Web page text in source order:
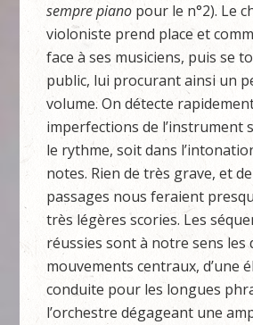
sempre piano pour le n°2). Le
violoniste prend place et
face à ses musiciens, puis se
public, lui procurant ainsi un
volume. On détecte
imperfections de l’instrument
le rythme, soit dans
notes. Rien de très grave, et
passages nous feraient
très légères scories. Les
réussies sont à notre sens les
mouvements centraux, d’une
conduite pour les longues
l’orchestre dégageant une